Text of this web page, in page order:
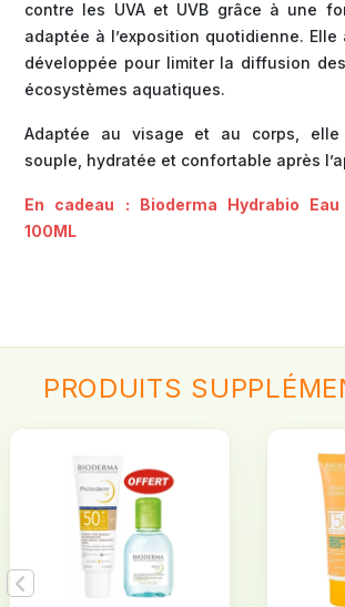
contre les UVA et UVB grâce à une
adaptée à l’exposition quotidienne.
développée pour limiter la diffusion
écosystèmes aquatiques.
Adaptée au visage et au corps,
souple, hydratée et confortable après
En cadeau : Bioderma Hydrabio
100ML
PRODUITS